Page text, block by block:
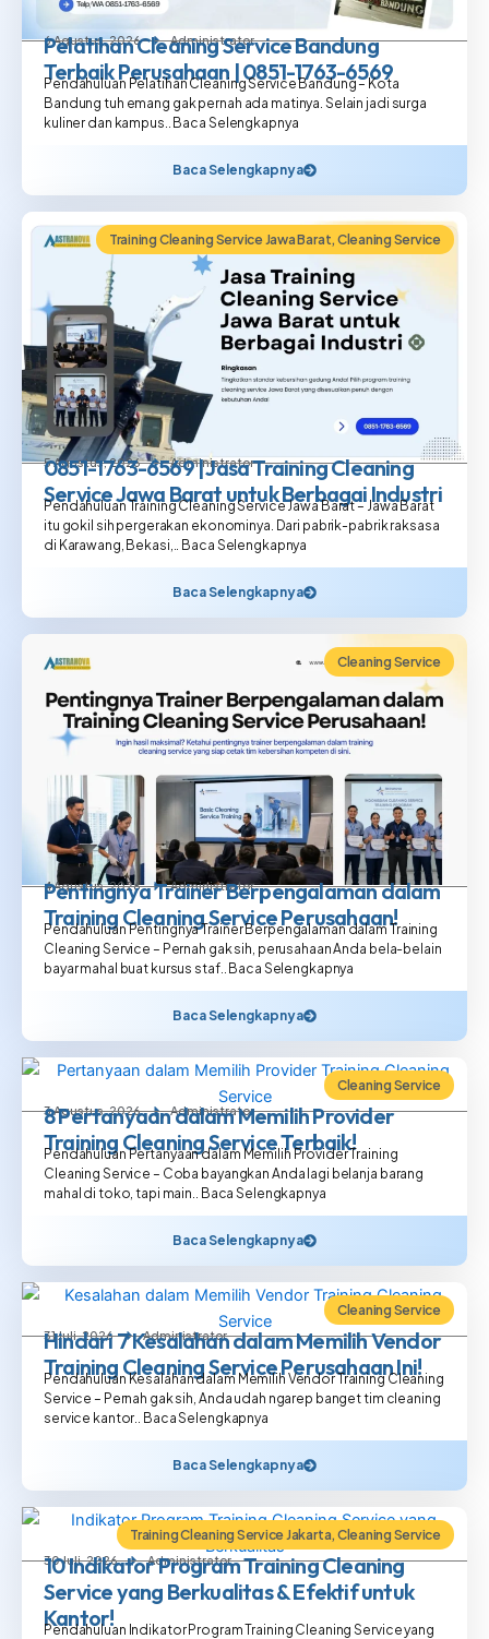
6 Agustus, 2026 Administrator
Pelatihan Cleaning Service Bandung
Terbaik Perusahaan | 0851-1763-6569
Pendahuluan Pelatihan Cleaning Service Bandung – Kota
Bandung tuh emang gak pernah ada matinya. Selain jadi surga
kuliner dan kampus.. Baca Selengkapnya
Baca Selengkapnya
Training Cleaning Service Jawa Barat, Cleaning Service
5 Agustus, 2026 Administrator
0851-1763-6569 | Jasa Training Cleaning
Service Jawa Barat untuk Berbagai Industri
Pendahuluan Training Cleaning Service Jawa Barat – Jawa Barat
itu gokil sih pergerakan ekonominya. Dari pabrik-pabrik raksasa
di Karawang, Bekasi,.. Baca Selengkapnya
Baca Selengkapnya
Cleaning Service
4 Agustus, 2026 Administrator
Pentingnya Trainer Berpengalaman dalam
Training Cleaning Service Perusahaan!
Pendahuluan Pentingnya Trainer Berpengalaman dalam Training
Cleaning Service – Pernah gak sih, perusahaan Anda bela-belain
bayar mahal buat kursus staf.. Baca Selengkapnya
Baca Selengkapnya
Cleaning Service
3 Agustus, 2026 Administrator
8 Pertanyaan dalam Memilih Provider
Training Cleaning Service Terbaik!
Pendahuluan Pertanyaan dalam Memilih Provider Training
Cleaning Service – Coba bayangkan Anda lagi belanja barang
mahal di toko, tapi main.. Baca Selengkapnya
Baca Selengkapnya
Cleaning Service
31 Juli, 2026 Administrator
Hindari 7 Kesalahan dalam Memilih Vendor
Training Cleaning Service Perusahaan Ini!
Pendahuluan Kesalahan dalam Memilih Vendor Training Cleaning
Service – Pernah gak sih, Anda udah ngarep banget tim cleaning
service kantor.. Baca Selengkapnya
Baca Selengkapnya
Training Cleaning Service Jakarta, Cleaning Service
30 Juli, 2026 Administrator
10 Indikator Program Training Cleaning
Service yang Berkualitas & Efektif untuk
Kantor!
Pendahuluan Indikator Program Training Cleaning Service yang